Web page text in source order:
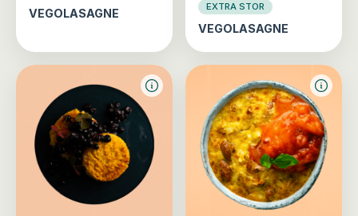
VEGOLASAGNE
EXTRA STOR
VEGOLASAGNE